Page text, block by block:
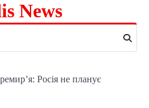
News
Росія не планує